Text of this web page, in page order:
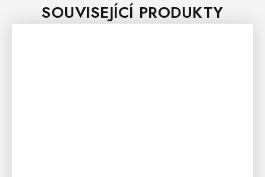
SOUVISEJÍCÍ PRODUKTY